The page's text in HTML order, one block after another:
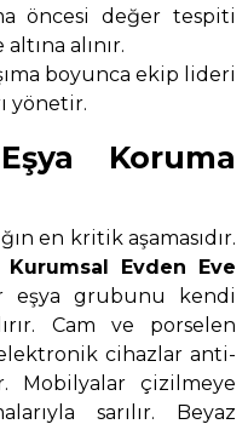
öncesi değer tespiti
alınır.
boyunca ekip lideri
yönetir.
Koruma
en kritik aşamasıdır.
Kurumsal Evden Eve
eşya grubunu kendi
Cam ve porselen
cihazlar anti-
Mobilyalar çizilmeye
sarılır. Beyaz